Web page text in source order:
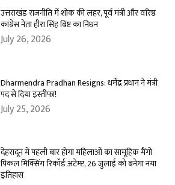
उत्तराखंड राजनीति में शोक की लहर, पूर्व मंत्री और वरिष्ठ
कांग्रेस नेता हीरा सिंह बिष्ट का निधन
July 26, 2026
Dharmendra Pradhan Resigns: धर्मेंद्र प्रधान ने मंत्री
पद से दिया इस्तीफा!
July 25, 2026
देहरादून में पहली बार होगा महिलाओं का सामूहिक मैंगो
पिकल मिक्सिंग रिकॉर्ड अटेम्प्ट, 26 जुलाई को बनेगा नया
इतिहास